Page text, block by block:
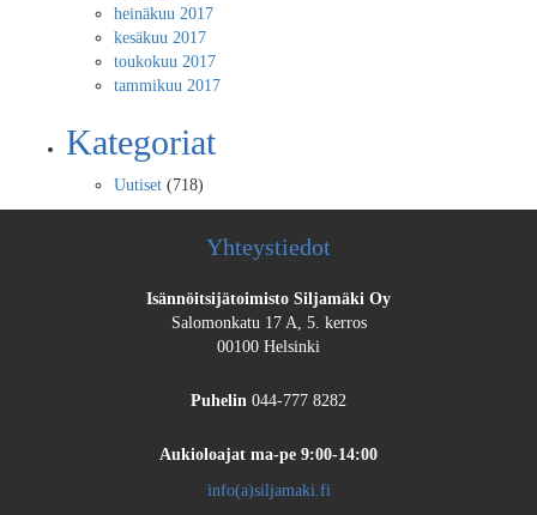
heinäkuu 2017
kesäkuu 2017
toukokuu 2017
tammikuu 2017
Kategoriat
Uutiset (718)
Yhteystiedot
Isännöitsijätoimisto Siljamäki Oy
Salomonkatu 17 A, 5. kerros
00100 Helsinki
Puhelin 044-777 8282
Aukioloajat ma-pe 9:00-14:00
info(a)siljamaki.fi